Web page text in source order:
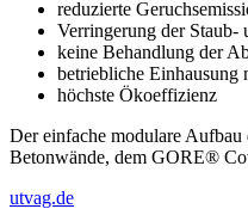
reduzierte
Verringerung der Staub-
keine Behandlung der
betriebliche Einhausung
höchste Ökoeffizienz
Der einfache modulare Aufbau
Betonwände, dem GORE®
utvag.de